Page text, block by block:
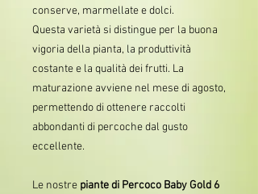
conserve, marmellate e dolci.
Questa varietà si distingue per la buona
vigoria della pianta, la produttività
costante e la qualità dei frutti. La
maturazione avviene nel mese di agosto,
permettendo di ottenere raccolti
abbondanti di percoche dal gusto
eccellente.
Le nostre piante di Percoco Baby Gold 6